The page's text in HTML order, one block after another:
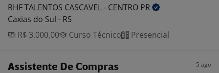
RHF TALENTOS CASCAVEL - CENTRO PR
Caxias do Sul - RS
R$ 3.000,00
Curso Técnico Presencial
Assistente De Compras 5 ago